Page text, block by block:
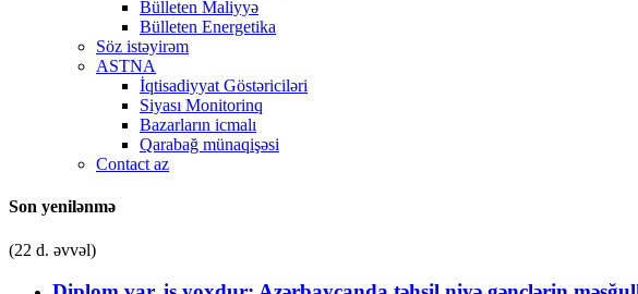
Bülleten Maliyyə
Bülleten Energetika
Söz istəyirəm
ASTNA
İqtisadiyyat Göstəriciləri
Siyası Monitorinq
Bazarların icmalı
Qarabağ münaqişəsi
Contact az
Son yenilənmə
(22 d. əvvəl)